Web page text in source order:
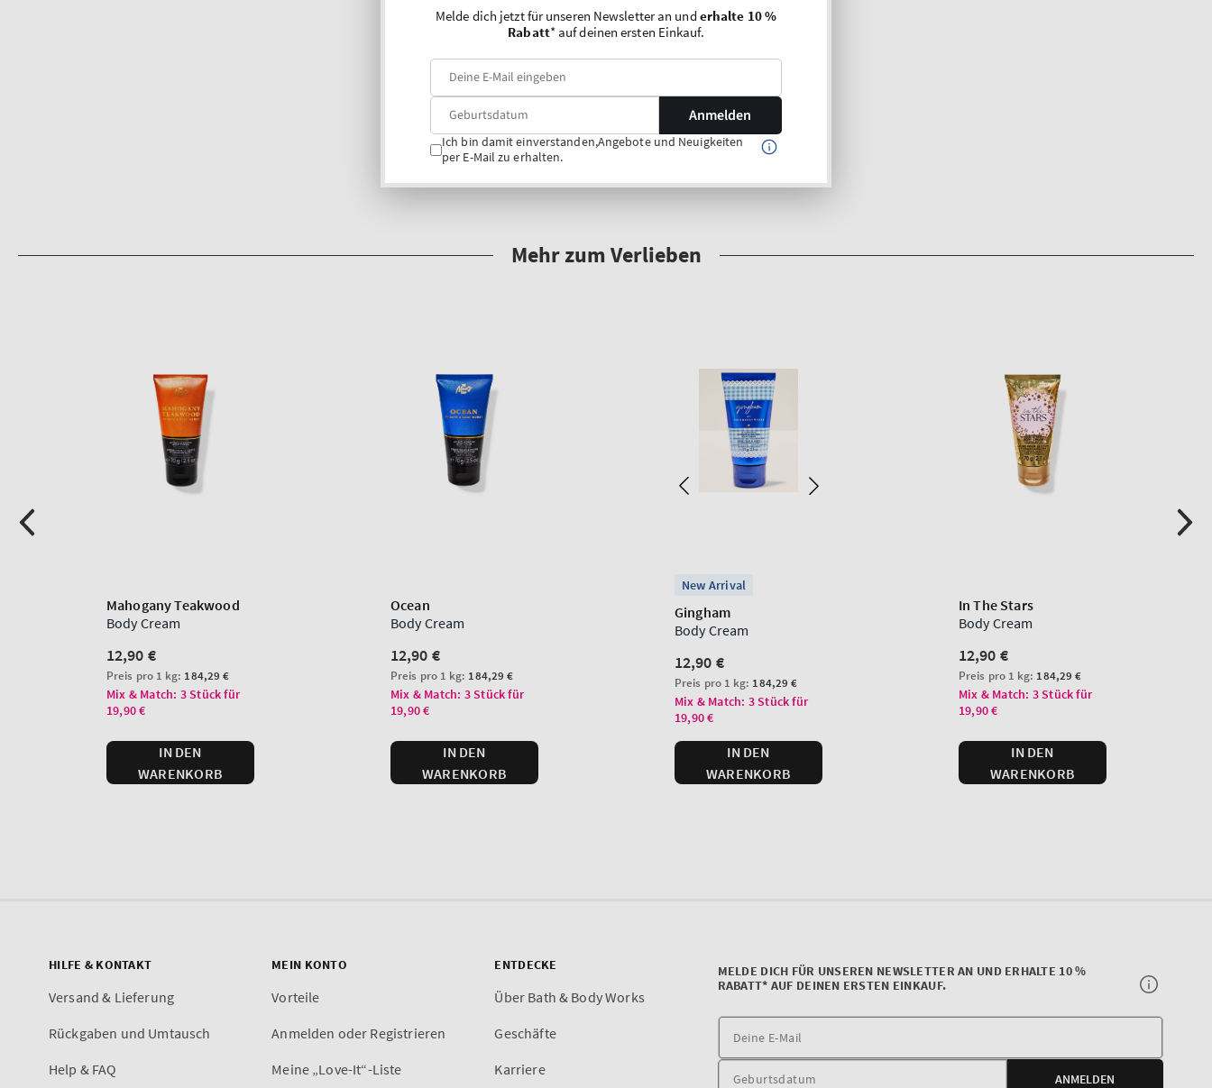
HILFE & KONTAKT
Versand & Lieferung
Rückgaben und Umtausch
Help & FAQ
MEIN KONTO
Vorteile
Anmelden oder Registrieren
Meine „Love-It“-Liste
ENTDECKE
Über Bath & Body Works
Geschäfte
Karriere
MELDE DICH FÜR UNSEREN NEWSLETTER AN UND ERHALTE 10 %
RABATT* AUF DEINEN ERSTEN EINKAUF.
E-
ANMELDEN
Melde dich jetzt für unseren Newsletter an und erhalte 10 %
Rabatt* auf deinen ersten Einkauf.
Anmelden
Ich bin damit einverstanden,Angebote und Neuigkeiten
per E-Mail zu erhalten.